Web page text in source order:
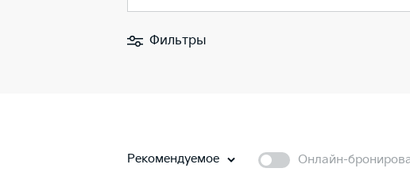
Фильтры
Рекомендуемое Онлайн-